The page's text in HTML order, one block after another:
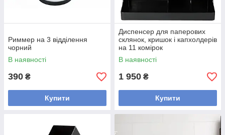
Риммер на 3 відділення
чорний
В наявності
390 ₴
Купити
Диспенсер для паперових
склянок, кришок і капхолдерів
на 11 комірок
В наявності
1 950 ₴
Купити